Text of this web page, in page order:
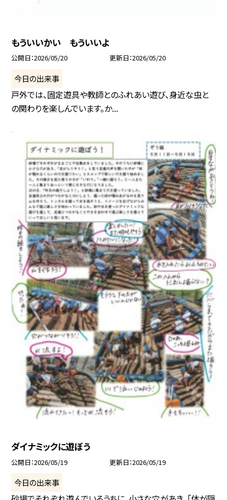
もういいかい もういいよ
公開日 2026/05/20 更新日 2026/05/20
今日の出来事
戸外では、固定遊具や教師とのふれあい遊び、身近な虫と
の関わりを楽しんでいます。か...
ダイナミックに遊ぼう
公開日 2026/05/19 更新日 2026/05/19
今日の出来事